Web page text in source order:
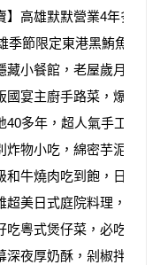
】高雄默默營業4年多的
季節限定東港黑鮪魚
藏小餐館，老屋歲月、懷
國宴主廚手路菜，爆汁烤
40多年，超人氣手工包
炸物小吃，綿密芋泥蛋
和牛燒肉吃到飽，日本牧
超美日式庭院料理，大樹
吃粵式煲仔菜，必吃鹹
深夜厚奶酥，剁椒拌麵